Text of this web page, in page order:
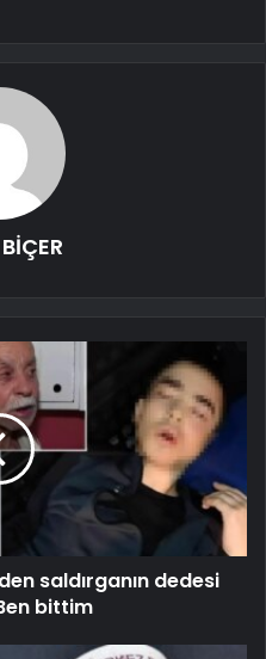
saldırganın dedesi
bittim